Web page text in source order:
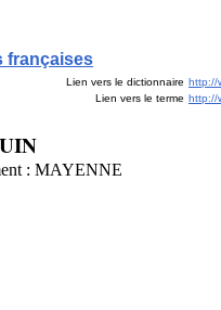
françaises
Lien vers le dictionnaire http://
Lien vers le terme http://
: MAYENNE